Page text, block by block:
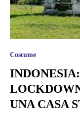
Costume
UNA CASA